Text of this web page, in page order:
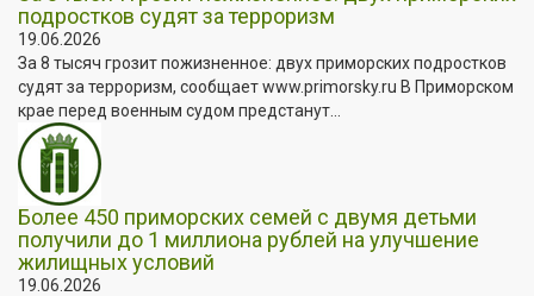
подростков судят за терроризм
19.06.2026
За 8 тысяч грозит пожизненное: двух приморских подростков
судят за терроризм, сообщает www.primorsky.ru В Приморском
крае перед военным судом предстанут...
Более 450 приморских семей с двумя детьми
получили до 1 миллиона рублей на улучшение
жилищных условий
19.06.2026